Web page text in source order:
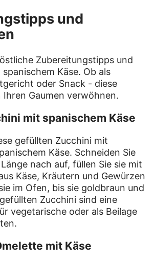
und
Zubereitungstipps und
Käse. Ob als
oder Snack - diese
Ihren Gaumen verwöhnen.
mit spanischem Käse
gefüllten Zucchini mit
Käse. Schneiden Sie
nach auf, füllen Sie sie mit
Käse, Kräutern und Gewürzen
im Ofen, bis sie goldbraun und
Zucchini sind eine
vegetarische oder als Beilage
mit Käse